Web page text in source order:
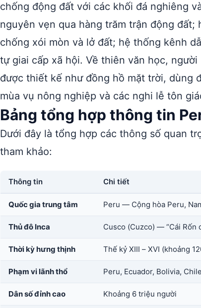
chống động đất với các khối đá nghiêng
nguyên vẹn qua hàng trăm trận động
chống xói mòn và lở đất; hệ thống kênh
tự giai cấp xã hội. Về thiên văn học, người
được thiết kế như đồng hồ mặt trời, dùng
mùa vụ nông nghiệp và các nghi lễ tôn
Bảng tổng hợp thông tin
Dưới đây là tổng hợp các thông số quan
tham khảo:
Thông tin Chi tiết
Quốc gia trung tâm Peru — Cộng hòa Peru,
Thủ đô Inca Cusco (Cuzco) — “Cái Rốn
Thời kỳ hưng thịnh Thế kỷ XIII – XVI (khoảng
Phạm vi lãnh thổ Peru, Ecuador, Bolivia,
Dân số đỉnh cao Khoảng 6 triệu người